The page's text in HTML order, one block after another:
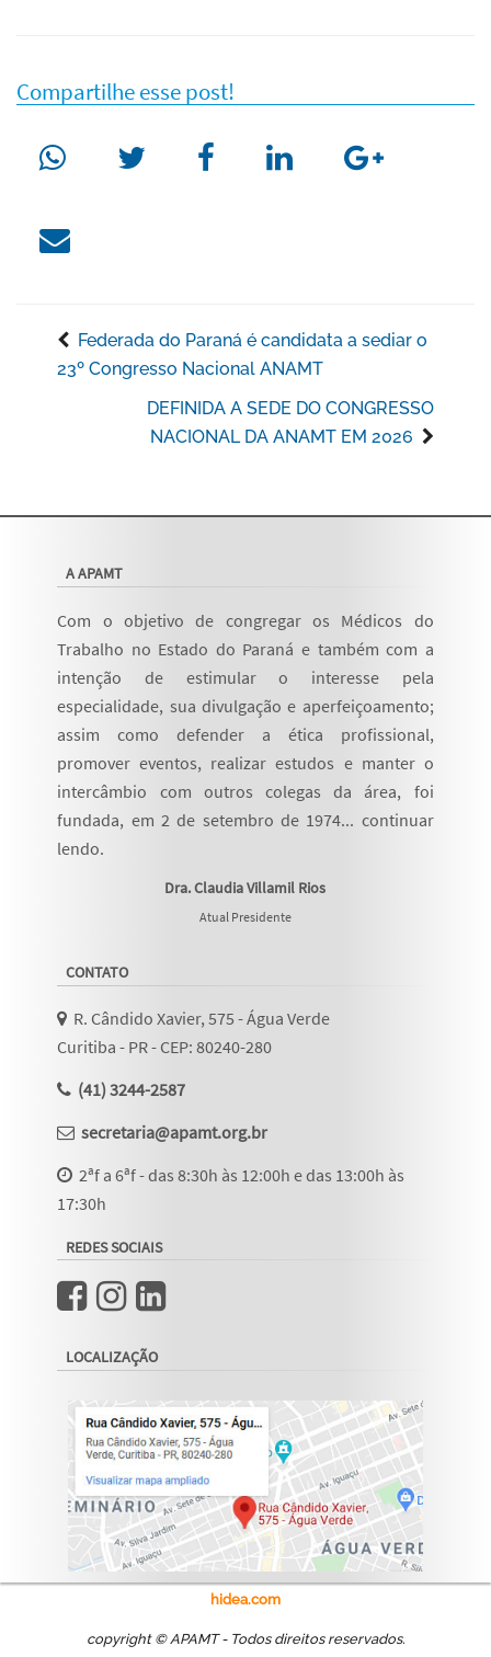
Compartilhe esse post!
Federada do Paraná é candidata a sediar o
23º Congresso Nacional ANAMT
DEFINIDA A SEDE DO CONGRESSO
NACIONAL DA ANAMT EM 2026
A APAMT
Com o objetivo de congregar os Médicos do
Trabalho no Estado do Paraná e também com a
intenção de estimular o interesse pela
especialidade, sua divulgação e aperfeiçoamento;
assim como defender a ética profissional,
promover eventos, realizar estudos e manter o
intercâmbio com outros colegas da área, foi
fundada, em 2 de setembro de 1974... continuar
lendo.
Dra. Claudia Villamil Rios
Atual Presidente
CONTATO
R. Cândido Xavier, 575 - Água Verde
Curitiba - PR - CEP: 80240-280
(41) 3244-2587
secretaria@apamt.org.br
2ªf a 6ªf - das 8:30h às 12:00h e das 13:00h às
17:30h
REDES SOCIAIS
LOCALIZAÇÃO
hidea.com
copyright © APAMT - Todos direitos reservados.